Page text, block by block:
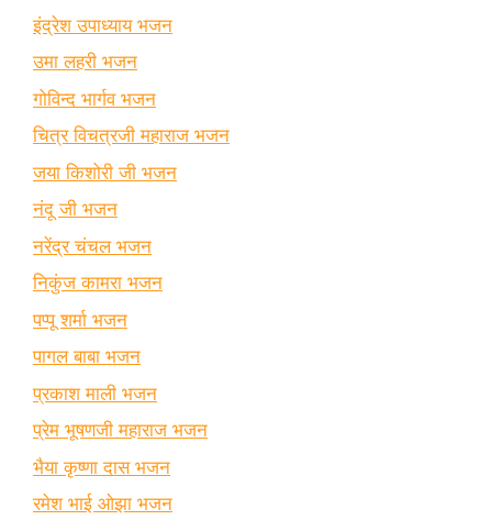
इंद्रेश उपाध्याय भजन
उमा लहरी भजन
गोविन्द भार्गव भजन
चित्र विचत्रजी महाराज भजन
जया किशोरी जी भजन
नंदू जी भजन
नरेंद्र चंचल भजन
निकुंज कामरा भजन
पप्पू शर्मा भजन
पागल बाबा भजन
प्रकाश माली भजन
प्रेम भूषणजी महाराज भजन
भैया कृष्णा दास भजन
रमेश भाई ओझा भजन